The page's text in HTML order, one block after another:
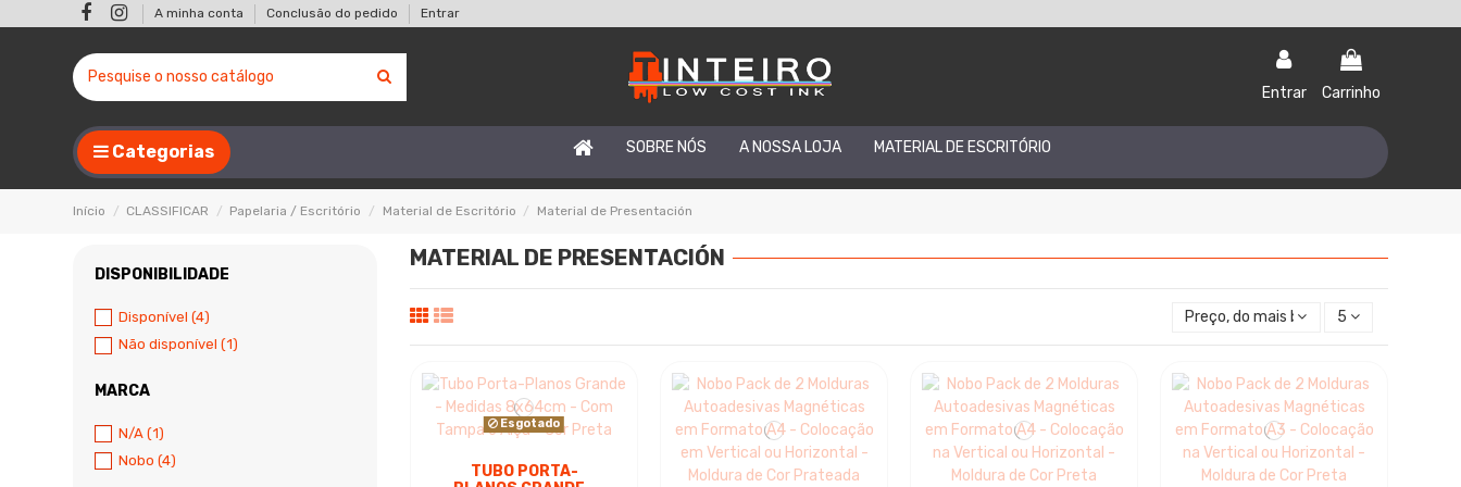
A minha conta Conclusão do pedido Entrar
Entrar Carrinho
Categorias SOBRE NÓS A NOSSA LOJA MATERIAL DE ESCRITÓRIO
Início CLASSIFICAR Papelaria / Escritório Material de Escritório Material de Presentación
MATERIAL DE PRESENTACIÓN
Preço, do mais baixo ao mais alto
5
Esgotado
TUBO PORTA-
DISPONIBILIDADE
Disponível (4)
Não disponível (1)
MARCA
N/A (1)
Nobo (4)